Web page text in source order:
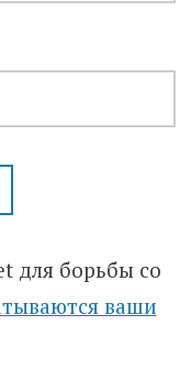
для борьбы со
ваши